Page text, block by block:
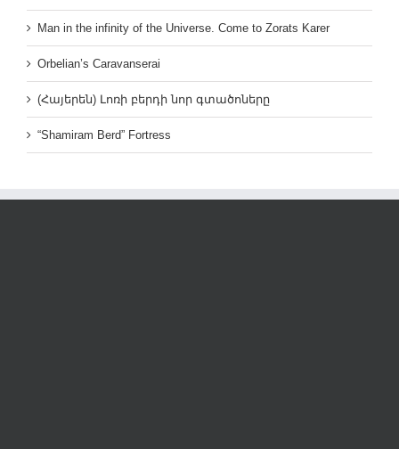
Man in the infinity of the Universe. Come to Zorats Karer
Orbelian’s Caravanserai
(Հայերեն) Լոռի բերդի նոր գտածոները
“Shamiram Berd” Fortress